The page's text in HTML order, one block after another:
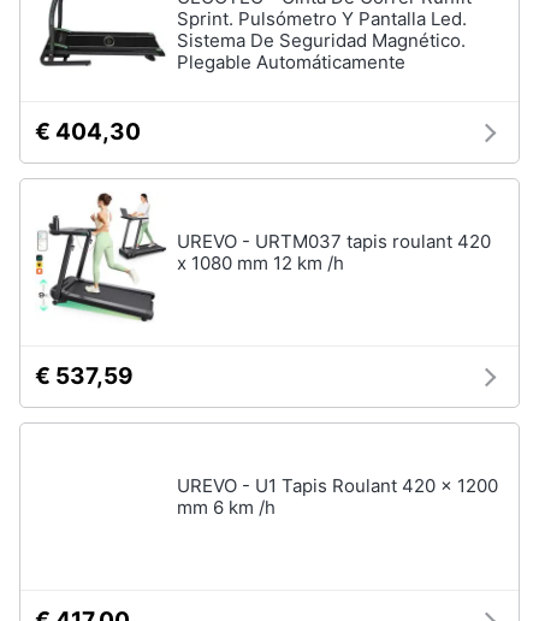
Sprint. Pulsómetro Y Pantalla Led.
Sistema De Seguridad Magnético.
Plegable Automáticamente
€ 404,30
UREVO - URTM037 tapis roulant 420
x 1080 mm 12 km /h
€ 537,59
UREVO - U1 Tapis Roulant 420 x 1200
mm 6 km /h